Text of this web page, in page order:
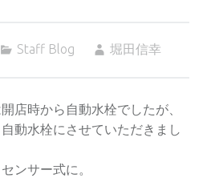
Staff Blog 堀田信幸
店時から自動水栓でしたが、
動水栓にさせていただきまし
ンサー式に。